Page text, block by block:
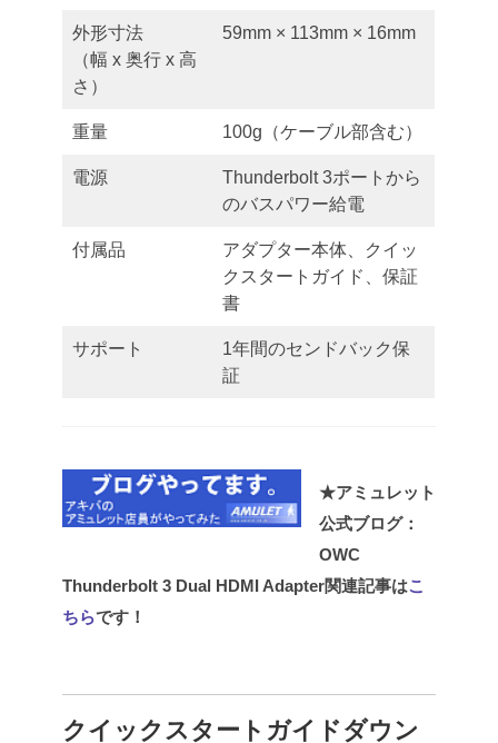
外形寸法
（幅 x 奥行 x 高
さ）
59mm × 113mm × 16mm
重量 100g（ケーブル部含む）
電源
Thunderbolt 3ポートから
のバスパワー給電
付属品
アダプター本体、クイッ
クスタートガイド、保証
書
サポート
1年間のセンドバック保
証
★アミュレット
公式ブログ：
OWC
Thunderbolt 3 Dual HDMI Adapter関連記事はこ
ちらです！
クイックスタートガイドダウン